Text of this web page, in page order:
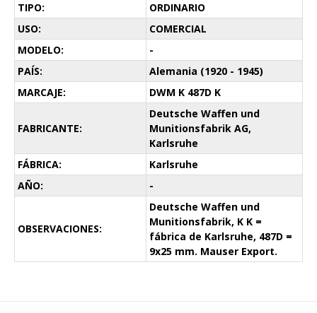
TIPO:
ORDINARIO
USO:
COMERCIAL
MODELO:
-
PAÍS:
Alemania (1920 - 1945)
MARCAJE:
DWM K 487D K
FABRICANTE:
Deutsche Waffen und
Munitionsfabrik AG,
Karlsruhe
FÁBRICA:
Karlsruhe
AÑO:
-
OBSERVACIONES:
Deutsche Waffen und
Munitionsfabrik, K K =
fábrica de Karlsruhe, 487D =
9x25 mm. Mauser Export.